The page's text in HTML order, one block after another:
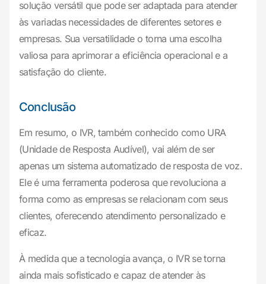
solução versátil que pode ser adaptada para atender
às variadas necessidades de diferentes setores e
empresas. Sua versatilidade o torna uma escolha
valiosa para aprimorar a eficiência operacional e a
satisfação do cliente.
Conclusão
Em resumo, o IVR, também conhecido como URA
(Unidade de Resposta Audível), vai além de ser
apenas um sistema automatizado de resposta de voz.
Ele é uma ferramenta poderosa que revoluciona a
forma como as empresas se relacionam com seus
clientes, oferecendo atendimento personalizado e
eficaz.
À medida que a tecnologia avança, o IVR se torna
ainda mais sofisticado e capaz de atender às